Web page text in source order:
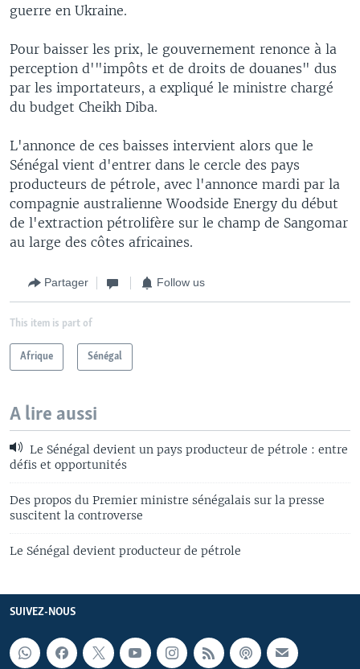
guerre en Ukraine.
Pour baisser les prix, le gouvernement renonce à la
perception d'"impôts et de droits de douanes" dus
par les importateurs, a expliqué le ministre chargé
du budget Cheikh Diba.
L'annonce de ces baisses intervient alors que le
Sénégal vient d'entrer dans le cercle des pays
producteurs de pétrole, avec l'annonce mardi par la
compagnie australienne Woodside Energy du début
de l'extraction pétrolifère sur le champ de Sangomar
au large des côtes africaines.
Partager Follow us
This item is part of
Afrique Sénégal
A lire aussi
Le Sénégal devient un pays producteur de pétrole : entre
défis et opportunités
Des propos du Premier ministre sénégalais sur la presse
suscitent la controverse
Le Sénégal devient producteur de pétrole
SUIVEZ-NOUS